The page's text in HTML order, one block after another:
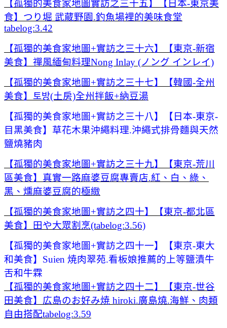
【孤獨的美食家地圖實訪之三十五】【日本-東京美
食】つり堀 武蔵野園.釣魚場裡的美味食堂
tabelog:3.42
【孤獨的美食家地圖+實訪之三十六】【東京-新宿
美食】禪風緬甸料理Nong Inlay (ノング インレイ)
【孤獨的美食家地圖+實訪之三十七】【韓國-全州
美食】토방(土房)全州拌飯+納豆湯
【孤獨的美食家地圖+實訪之三十八】【日本-東京-
目黑美食】草花木果沖繩料理.沖繩式排骨麵與天然
鹽燒豬肉
【孤獨的美食家地圖+實訪之三十九】【東京-荒川
區美食】真實一路麻婆豆腐專賣店.紅、白、綠、
黑、燻麻婆豆腐的極緻
【孤獨的美食家地圖+實訪之四十】【東京-都北區
美食】田や大眾割烹(tabelog:3.56)
【孤獨的美食家地圖+實訪之四十一】【東京-東大
和美食】Suien 焼肉翠苑.看板娘推薦的上等鹽漬牛
舌和牛霖
【孤獨的美食家地圖+實訪之四十二】【東京-世谷
田美食】広島のお好み焼 hiroki.廣島燒.海鮮、肉類
自由搭配tabelog:3.59